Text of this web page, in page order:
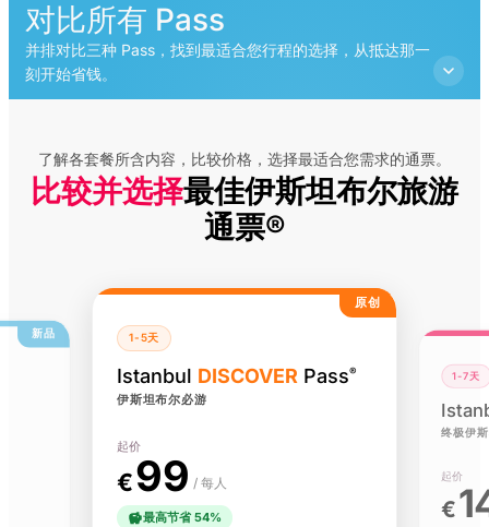
对比所有 Pass
并排对比三种 Pass，找到最适合您行程的选择，从抵达那一
刻开始省钱。
了解各套餐所含内容，比较价格，选择最适合您需求的通票。
比较并选择最佳伊斯坦布尔旅游
通票®
新品
原创
1-5天
Istanbul DISCOVER Pass®
伊斯坦布尔必游
起价
€99 / 每人
最高节省 54%
1-7天
终极伊
起价
€